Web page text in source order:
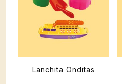
Lanchita Onditas